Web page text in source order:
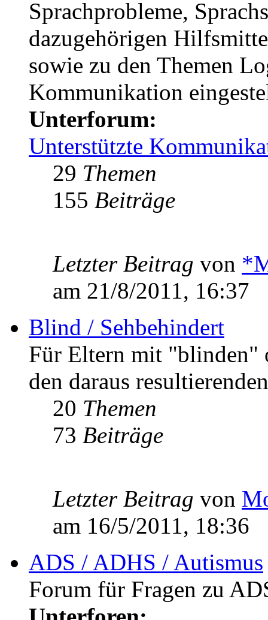
Sprachprobleme,
dazugehörigen
sowie zu den Themen
Kommunikation
Unterforum:
Unterstützte
29 Themen
155 Beiträge
Letzter Beitrag von
am 21/8/2011, 16:37
Blind / Sehbehindert
Für Eltern mit "blinden"
den daraus
20 Themen
73 Beiträge
Letzter Beitrag von
am 16/5/2011, 18:36
ADS / ADHS / Autismus
Forum für Fragen zu